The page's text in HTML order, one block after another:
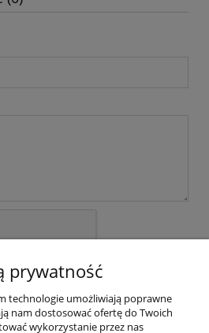
prywatność
technologie umożliwiają poprawne
nam dostosować ofertę do Twoich
wykorzystanie przez nas